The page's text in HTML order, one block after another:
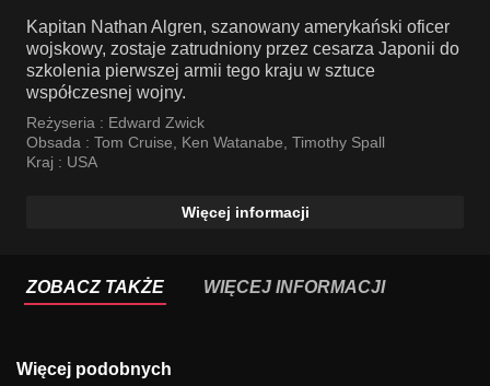
Kapitan Nathan Algren, szanowany amerykański oficer
wojskowy, zostaje zatrudniony przez cesarza Japonii do
szkolenia pierwszej armii tego kraju w sztuce
współczesnej wojny.
Reżyseria : Edward Zwick
Obsada : Tom Cruise, Ken Watanabe, Timothy Spall
Kraj : USA
Więcej informacji
ZOBACZ TAKŻE WIĘCEJ INFORMACJI
Więcej podobnych